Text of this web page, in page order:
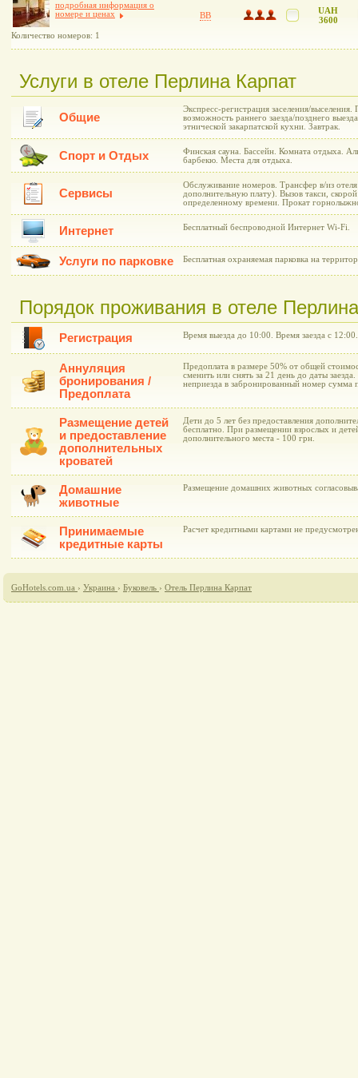
подробная информация о
номере и ценах
Количество номеров: 1
BB
UAH
3600
Услуги в отеле Перлина Карпат
Общие
Экспресс-регистрация заселения/
возможность раннего заезда/позднего
этнической закарпатской кухни. Завтрак.
Спорт и Отдых
Финская сауна. Бассейн. Комната отдыха.
барбекю. Места для отдыха.
Сервисы
Обслуживание номеров. Трансфер в/из
дополнительную плату). Вызов такси,
определенному времени. Прокат
Интернет Бесплатный беспроводной Интернет Wi-Fi.
Услуги по парковке Бесплатная охраняемая парковка на
Порядок проживания в отеле
Регистрация Время выезда до 10:00. Время заезда с 12:00.
Аннуляция
бронирования /
Предоплата
Предоплата в размере 50% от общей
сменить или снять за 21 день до даты
неприезда в забронированный номер сумма
Размещение детей
и предоставление
дополнительных
кроватей
Дети до 5 лет без предоставления
бесплатно. При размещении взрослых и
дополнительного места - 100 грн.
Домашние
животные
Размещение домашних животных
Принимаемые
кредитные карты
Расчет кредитными картами не
GoHotels.com.ua › Украина › Буковель › Отель Перлина Карпат